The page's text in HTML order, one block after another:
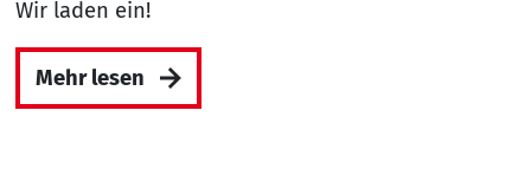
Wir laden ein!
Mehr lesen